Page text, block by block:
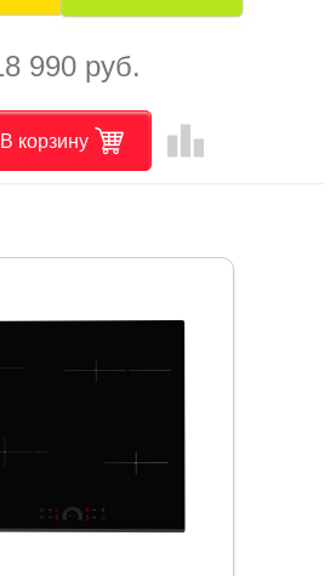
990 руб.
В корзину leaderboard